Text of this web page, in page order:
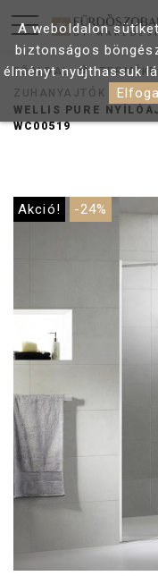
FŐOLDAL
ZUHANYAJTÓK
WELLIS PURE
WC00519
Akció! -24%
A weboldalon
biztonságos
élményt nyújthassuk